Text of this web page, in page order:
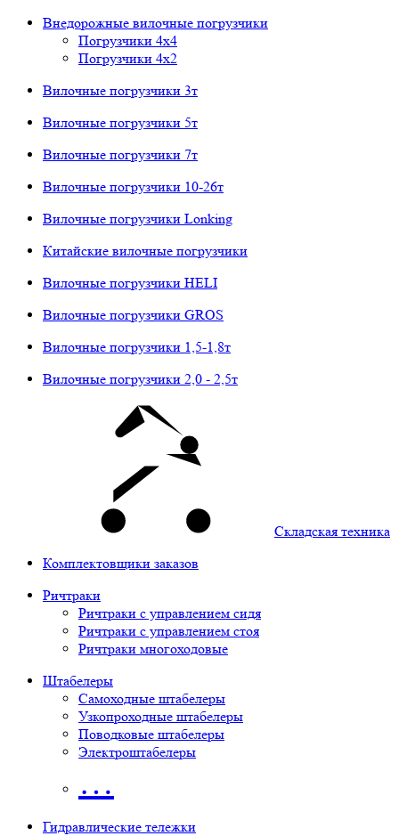
Внедорожные вилочные погрузчики
Погрузчики 4х4
Погрузчики 4х2
Вилочные погрузчики 3т
Вилочные погрузчики 5т
Вилочные погрузчики 7т
Вилочные погрузчики 10-26т
Вилочные погрузчики Lonking
Китайские вилочные погрузчики
Вилочные погрузчики HELI
Вилочные погрузчики GROS
Вилочные погрузчики 1,5-1,8т
Вилочные погрузчики 2,0 - 2,5т
Складская техника
Комплектовщики заказов
Ричтраки
Ричтраки с управлением сидя
Ричтраки с управлением стоя
Ричтраки многоходовые
Штабелеры
Самоходные штабелеры
Узкопроходные штабелеры
Поводковые штабелеры
Электроштабелеры
…
Гидравлические тележки